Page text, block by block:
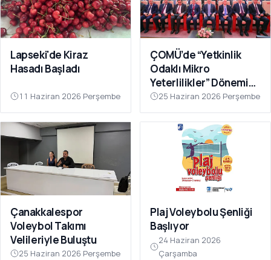
Lapseki'de Kiraz
Hasadı Başladı
11 Haziran 2026 Perşembe
ÇOMÜ’de “Yetkinlik
Odaklı Mikro
Yeterlilikler” Dönemi
Başlıyor
25 Haziran 2026 Perşembe
Çanakkalespor
Voleybol Takımı
Velileriyle Buluştu
25 Haziran 2026 Perşembe
Plaj Voleybolu Şenliği
Başlıyor
24 Haziran 2026
Çarşamba